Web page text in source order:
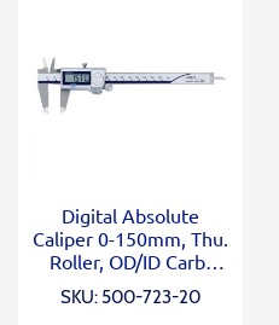
Digital Absolute
Caliper 0-150mm, Thu.
Roller, OD/ID Carb.
SKU: 500-723-20